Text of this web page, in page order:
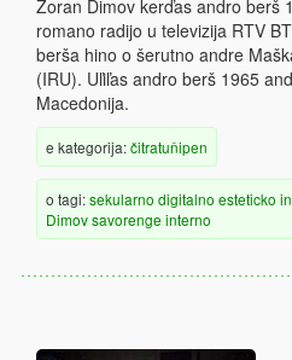
Zoran Dimov kerďas andro berš
romano radijo u televizija RTV
berša hino o šerutno andre
(IRU). Uľiľas andro berš 1965
Macedonija.
e kategorija:čitratuňipen
o tagi:sekularno digitalno esteticko
Dimovsavorenge interno